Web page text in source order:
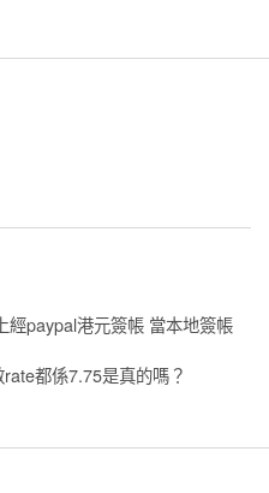
經paypal港元簽帳 當本地簽帳
都係7.75是真的嗎？